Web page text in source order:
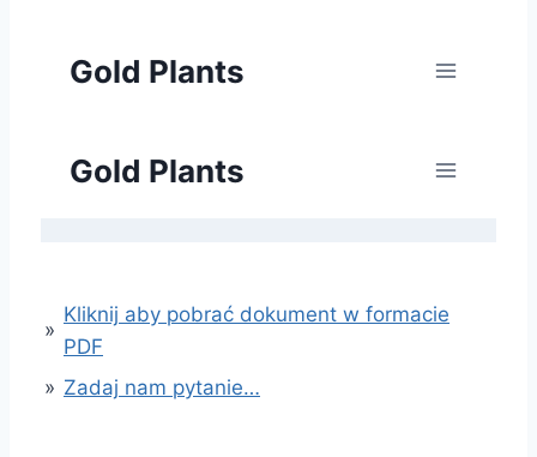
»
Kliknij aby pobrać dokument w formacie
PDF
» Zadaj nam pytanie…